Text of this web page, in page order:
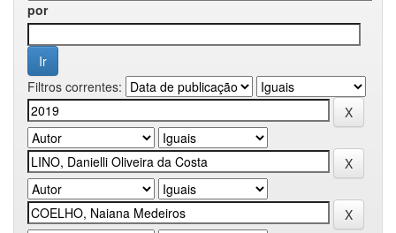
por
Filtros correntes: